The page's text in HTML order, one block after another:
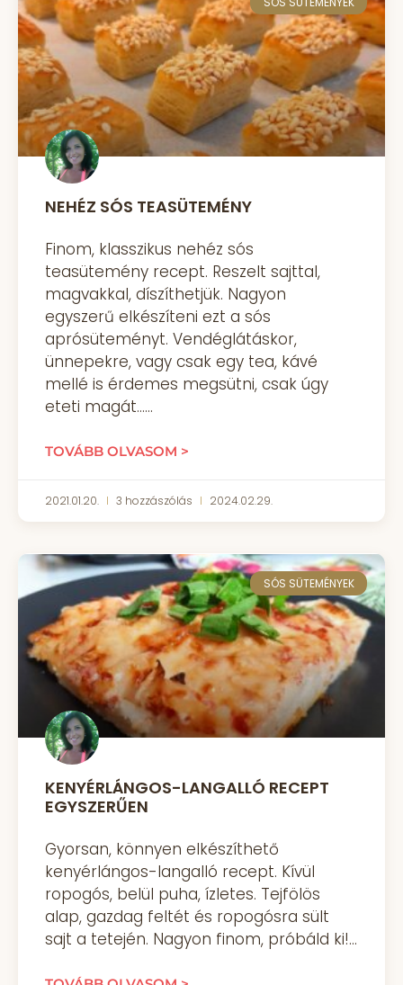
NEHÉZ SÓS TEASÜTEMÉNY
Finom, klasszikus nehéz sós
teasütemény recept. Reszelt sajttal,
magvakkal, díszíthetjük. Nagyon
egyszerű elkészíteni ezt a sós
aprósüteményt. Vendéglátáskor,
ünnepekre, vagy csak egy tea, kávé
mellé is érdemes megsütni, csak úgy
eteti magát…
TOVÁBB OLVASOM >
2021.01.20. 3 hozzászólás 2024.02.29.
SÓS SÜTEMÉNYEK
KENYÉRLÁNGOS-LANGALLÓ RECEPT
EGYSZERŰEN
Gyorsan, könnyen elkészíthető
kenyérlángos-langalló recept. Kívül
ropogós, belül puha, ízletes. Tejfölös
alap, gazdag feltét és ropogósra sült
sajt a tetején. Nagyon finom, próbáld ki!